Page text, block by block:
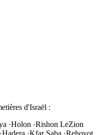
d'Israël :
·Holon ·Rishon LeZion
·Hadera ·Kfar Saba ·Rehovot